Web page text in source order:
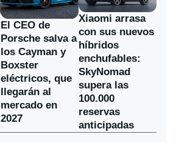
El CEO de
Porsche salva a
los Cayman y
Boxster
eléctricos, que
llegarán al
mercado en
2027
Xiaomi arrasa
con sus nuevos
híbridos
enchufables:
SkyNomad
supera las
100.000
reservas
anticipadas